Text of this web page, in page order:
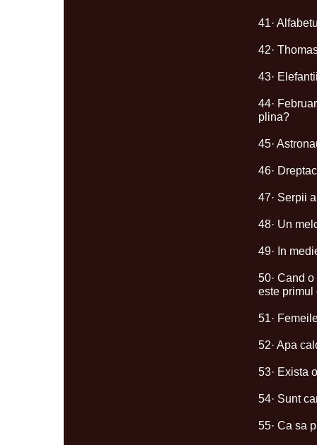
41·
42·
43·
44·
plina?
45·
46·
47· Serpii
48· Un
49· In
50· Cand
este primul
51·
52· Apa
53· Exista
54· Sunt
55· Ca sa